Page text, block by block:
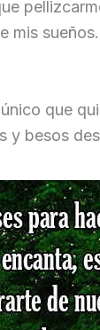
mis
que
y besos